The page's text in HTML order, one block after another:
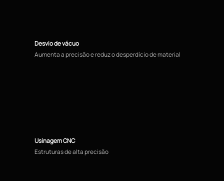
Desvio de vácuo
Aumenta a precisão e reduz o desperdício de material
Usinagem CNC
Estruturas de alta precisão